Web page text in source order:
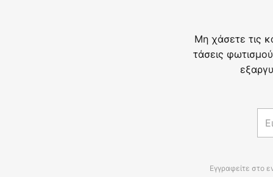
Μη χάσετε τις
τάσεις
Εγγραφείτε στο